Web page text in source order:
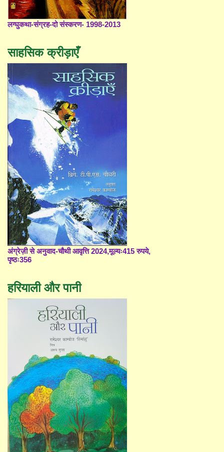
लग्घुकथा-संग्रह-दो संस्करण- 1998-2013
साहसिक क्रीड़ाएँ
अंग्रेज़ी से अनुवाद-चौथी आवृत्ति 2024,मूल्यः415 रुपये,
पृष्ठः356
हरियाली और पानी